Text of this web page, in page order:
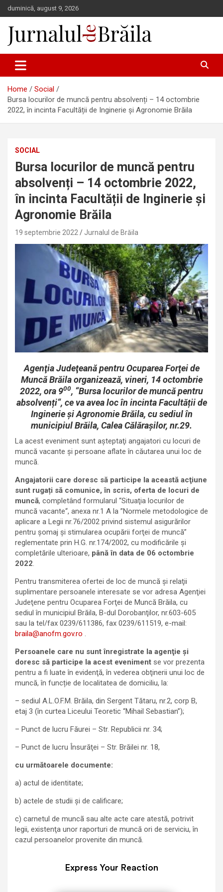
Skip
to
content
duminică, august 9, 2026
Jurnalul de Brăila
Home
Social
Bursa locurilor de muncă pentru absolvenți – 14 octombrie
2022, în incinta Facultății de Inginerie și Agronomie Brăila
SOCIAL
Bursa locurilor de muncă pentru
absolvenți – 14 octombrie 2022,
în incinta Facultății de Inginerie și
Agronomie Brăila
19 septembrie 2022 Jurnalul de Brăila
Agenţia Judeţeană pentru Ocuparea Forţei de
Muncă Brăila organizează, vineri, 14 octombrie
2022, ora 900, “Bursa locurilor de muncă pentru
absolvenți“, ce va avea loc în incinta Facultății de
Inginerie și Agronomie Brăila, cu sediul în
municipiul Brăila, Calea Călărașilor, nr.29.
La acest eveniment sunt așteptaţi angajatori cu locuri de
muncă vacante și persoane aflate în căutarea unui loc de
muncă.
Angajatorii care doresc să participe la această acţiune
sunt rugați să comunice, în scris, oferta de locuri de
muncă, completând formularul “Situaţia locurilor de
muncă vacante“, anexa nr.1 A la ”Normele metodologice de
aplicare a Legii nr.76/2002 privind sistemul asigurărilor
pentru şomaj şi stimularea ocupării forţei de muncă”
reglementate prin H.G. nr.174/2002, cu modificările şi
completările ulterioare, până în data de 06 octombrie
2022.
Pentru transmiterea ofertei de loc de muncă şi relaţii
suplimentare persoanele interesate se vor adresa Agenţiei
Judeţene pentru Ocuparea Forţei de Muncă Brăila, cu
sediul în municipiul Brăila, B-dul Dorobanţilor, nr.603-605
sau la tel/fax 0239/611386, fax 0239/611519, e-mail:
braila@anofm.gov.ro .
Persoanele care nu sunt înregistrate la agenţie și
doresc să participe la acest eveniment se vor prezenta
pentru a fi luate în evidenţă, în vederea obţinerii unui loc de
muncă, în funcție de localitatea de domiciliu, la:
– sediul A.L.O.F.M. Brăila, din Sergent Tătaru, nr.2, corp B,
etaj 3 (în curtea Liceului Teoretic “Mihail Sebastian”);
– Punct de lucru Făurei – Str. Republicii nr. 34;
– Punct de lucru Însurăţei – Str. Brăilei nr. 18,
cu următoarele documente:
a) actul de identitate;
b) actele de studii şi de calificare;
c) carnetul de muncã sau alte acte care atestă, potrivit
legii, existenţa unor raporturi de muncă ori de serviciu, în
cazul persoanelor provenite din muncă.
Express Your Reaction